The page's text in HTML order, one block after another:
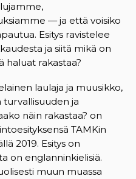
— ja että voisiko
Esitys ravistelee
ja siitä mikä on
haluat rakastaa?
laulaja ja muusikko,
turvallisuuden ja
näin rakastaa? on
TAMKin
2019. Esitys on
on englanninkielisiä.
muun muassa